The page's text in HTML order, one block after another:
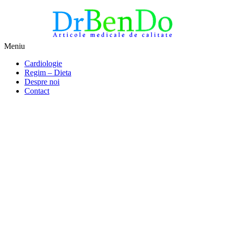
DrBendo.ro
Alimentatia sa iti fie medicatia
Meniu
conținut
Cardiologie
Regim – Dieta
Despre noi
Contact